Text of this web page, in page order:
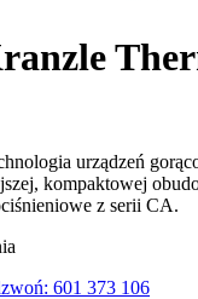
urządzeń
kompaktowej
z serii CA.
601 373 106